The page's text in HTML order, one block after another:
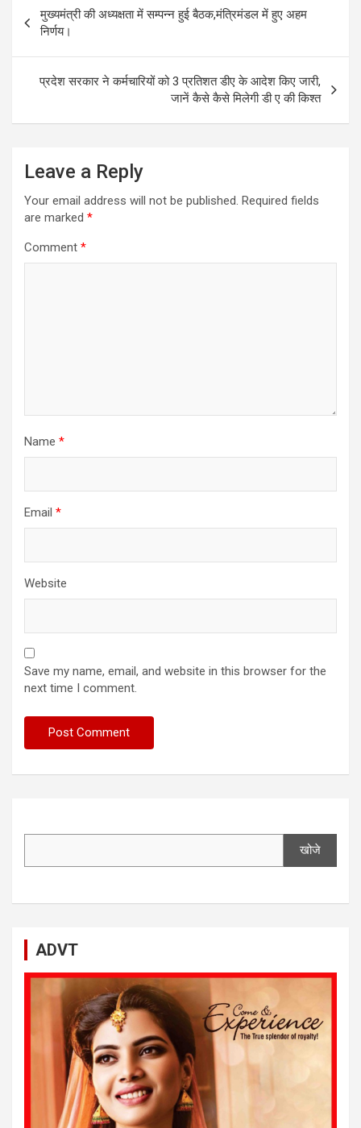
navigation
मुख्यमंत्री की अध्यक्षता में सम्पन्न हुई बैठक,मंत्रिमंडल में हुए अहम
निर्णय।
प्रदेश सरकार ने कर्मचारियों को 3 प्रतिशत डीए के आदेश किए जारी,
जानें कैसे कैसे मिलेगी डी ए की किश्त
Leave a Reply
Your email address will not be published. Required fields
are marked *
Comment *
Name *
Email *
Website
Save my name, email, and website in this browser for the
next time I comment.
खोजे
ADVT